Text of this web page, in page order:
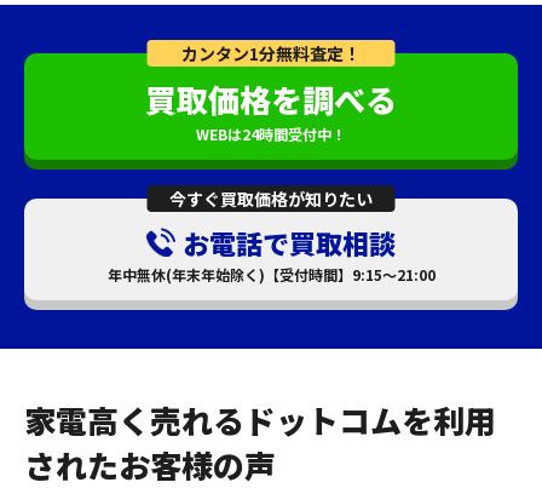
カンタン1分無料査定！
買取価格を調べる
WEBは24時間受付中！
今すぐ買取価格が知りたい
お電話で買取相談
年中無休(年末年始除く)【受付時間】9:15～21:00
家電高く売れるドットコムを利用
されたお客様の声